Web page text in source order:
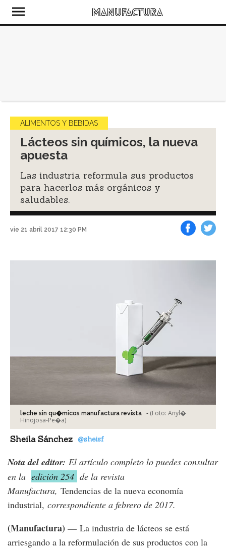
ALIMENTOS Y BEBIDAS
Lácteos sin químicos, la nueva
apuesta
Las industria reformula sus productos
para hacerlos más orgánicos y
saludables.
vie 21 abril 2017 12:30 PM
leche sin qu�micos manufactura revista - (Foto: Anyl�
Hinojosa-Pe�a)
Sheila Sánchez @sheisf
Nota del editor: El artículo completo lo puedes consultar
en la edición 254 de la revista
Manufactura, Tendencias de la nueva economía
industrial, correspondiente a febrero de 2017.
(Manufactura) — La industria de lácteos se está
arriesgando a la reformulación de sus productos con la